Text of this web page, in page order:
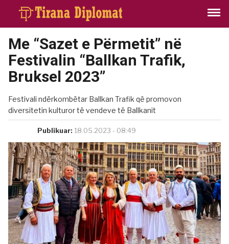
Me “Sazet e Përmetit” në
Festivalin “Ballkan Trafik,
Bruksel 2023”
Festivali ndërkombëtar Ballkan Trafik që promovon
diversitetin kulturor të vendeve të Ballkanit
Publikuar: 18.05.2023 - 08:49